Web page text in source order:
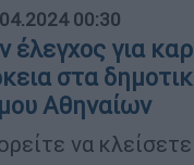
00:30
για
στα
Αθηναίων
να